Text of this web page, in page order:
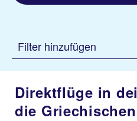
Filter hinzufügen
Direktflüge in
die